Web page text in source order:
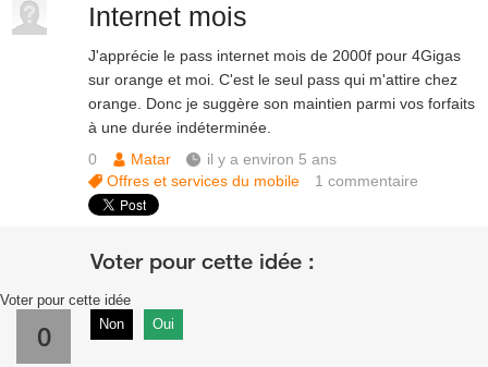
Internet mois
J'apprécie le pass internet mois de 2000f pour 4Gigas
sur orange et moi. C'est le seul pass qui m'attire chez
orange. Donc je suggère son maintien parmi vos forfaits
à une durée indéterminée.
0
Matar
il y a environ 5 ans
Offres et services du mobile
1commentaire
Voter pour cette idée
0 Non Oui